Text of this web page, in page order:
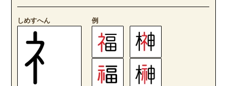
しめすへん 例